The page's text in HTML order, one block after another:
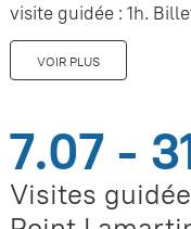
visite guidée : 1h.
VOIR PLUS
7.07 -
Visites